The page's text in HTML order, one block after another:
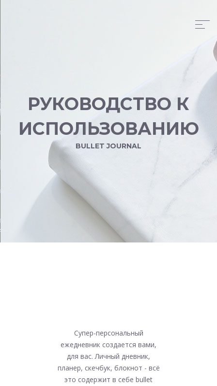
РУКОВОДСТВО К
ИСПОЛЬЗОВАНИЮ
BULLET JOURNAL
Супер-персональный
ежедневник создается вами,
для вас. Личный дневник,
планер, скечбук, блокнот - всё
это содержит в себе bullet